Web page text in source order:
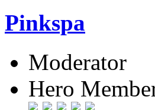
Pinkspa
Moderator
Hero